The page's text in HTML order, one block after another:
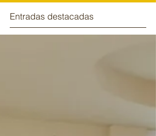
Entradas destacadas